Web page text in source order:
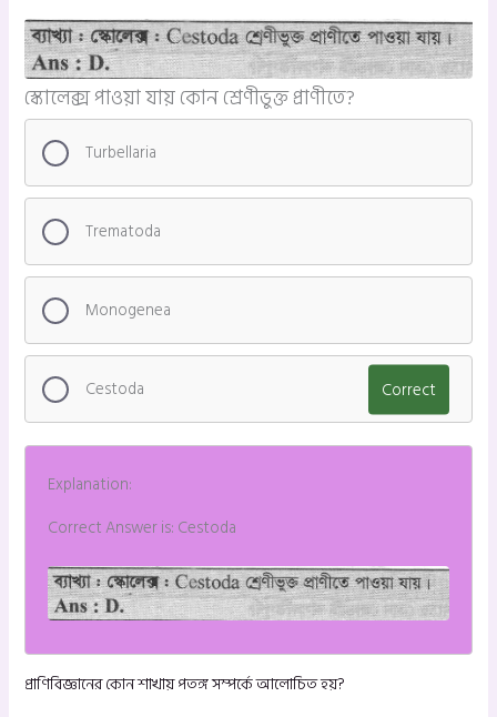
স্কোলেক্স পাওয়া যায় কোন শ্রেণীভুক্ত প্রাণীতে?
Turbellaria
Trematoda
Monogenea
Cestoda Correct
Explanation:
Correct Answer is: Cestoda
প্রাণিবিজ্ঞানের কোন শাখায় পতঙ্গ সম্পর্কে আলোচিত হয়?